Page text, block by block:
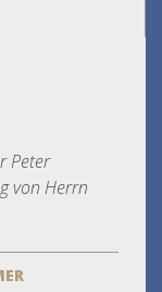
Peter
von Herrn